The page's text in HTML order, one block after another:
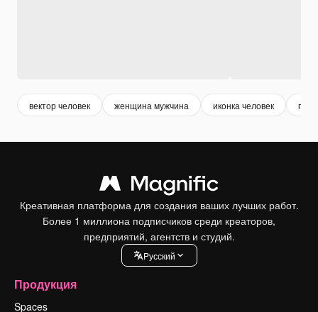
вектор человек женщина мужчина иконка человек пить
Креативная платформа для создания ваших лучших работ.
Более 1 миллиона подписчиков среди креаторов,
предприятий, агентств и студий.
Pусский
Продукция
Spaces